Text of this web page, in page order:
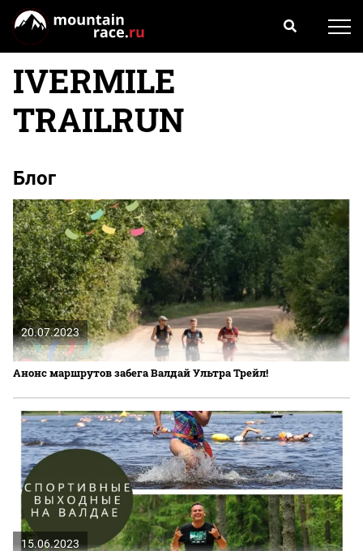
IVERMILE
TRAILRUN
Блог
20.07.2023
Анонс маршрутов забега Валдай Ультра Трейл!
15.06.2023